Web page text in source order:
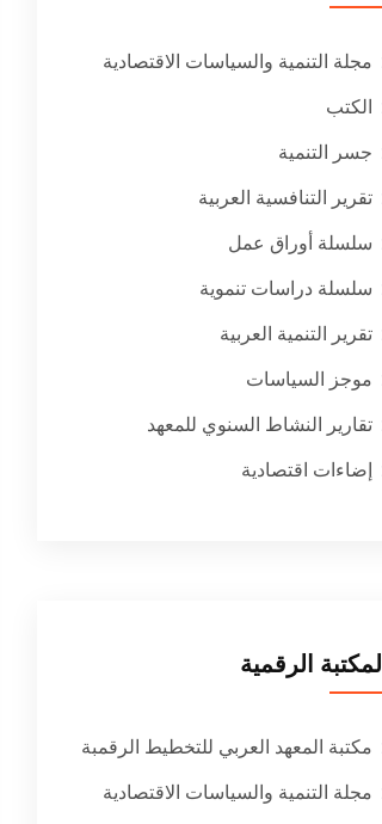
مجلة التنمية والسياسات الاقتصادية
الكتب
جسر التنمية
تقرير التنافسية العربية
سلسلة أوراق عمل
سلسلة دراسات تنموية
تقرير التنمية العربية
موجز السياسات
تقارير النشاط السنوي للمعهد
إضاءات اقتصادية
المكتبة الرقمية
مكتبة المعهد العربي للتخطيط الرقمبة
مجلة التنمية والسياسات الاقتصادية